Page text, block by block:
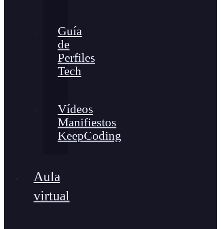
Guía
de
Perfiles
Tech
Vídeos
Manifiestos
KeepCoding
Aula
virtual